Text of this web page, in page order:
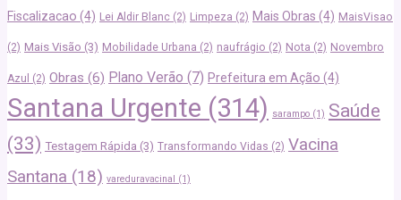
Fiscalizacao (4) Lei Aldir Blanc (2) Limpeza (2) Mais Obras (4) MaisVisao
(2) Mais Visão (3) Mobilidade Urbana (2) naufrágio (2) Nota (2) Novembro
Azul (2) Obras (6) Plano Verão (7) Prefeitura em Ação (4)
Santana Urgente (314) sarampo (1) Saúde
(33) Testagem Rápida (3) Transformando Vidas (2) Vacina
Santana (18) vareduravacinal (1)